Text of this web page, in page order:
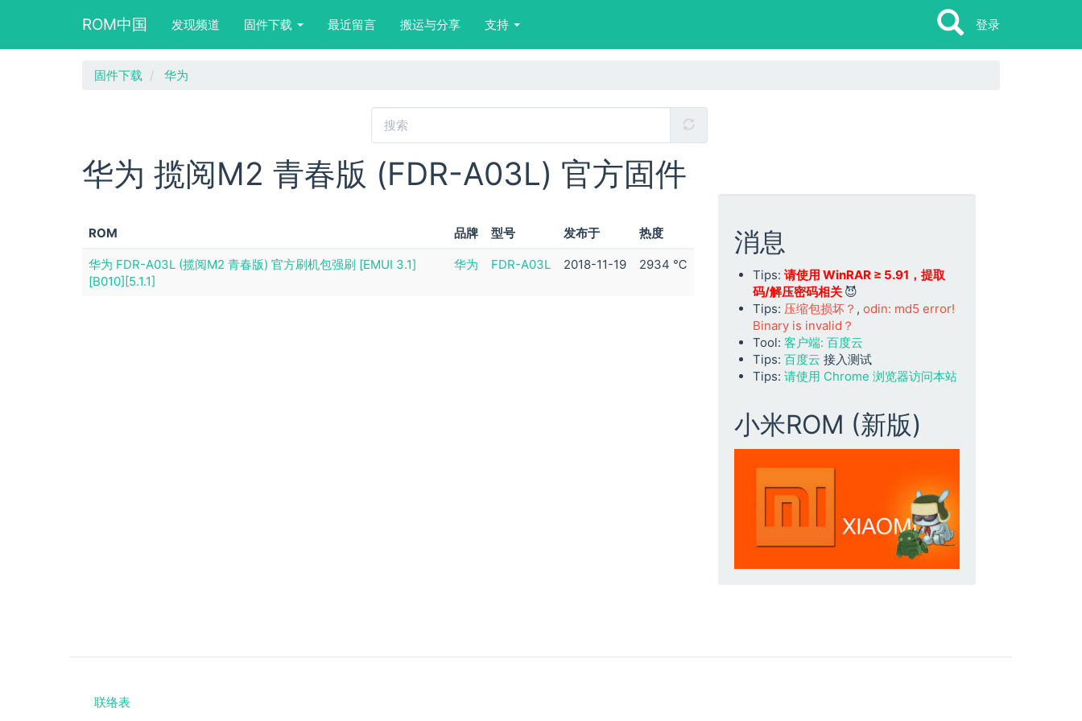
ROM中国
Main
navigation
发现频道 固件下载 最近留言 搬运与分享 支持
User
account
menu
登录
Search
form
block
Search
Search
固件下载 华为
华为 揽阅M2 青春版 (FDR-A03L) 官方固件
ROM 品牌 型号 发布于 热度
华为 FDR-A03L (揽阅M2 青春版) 官方刷机包强刷 [EMUI 3.1]
[B010][5.1.1]
华为 FDR-A03L 2018-11-19 2934 ℃
消息
Tips: 请使用 WinRAR ≥ 5.91，提取
码/解压密码相关 😈
Tips: 压缩包损坏？ , odin: md5 error!
Binary is invalid？
Tool: 客户端: 百度云
Tips: 百度云 接入测试
Tips: 请使用 Chrome 浏览器访问本站
小米ROM (新版)
联络表